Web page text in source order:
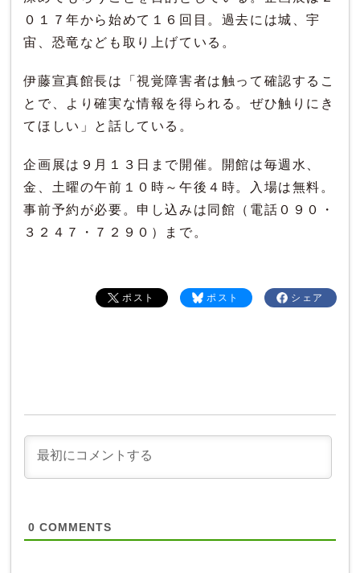
０１７年から始めて１６回目。過去には城、宇
宙、恐竜なども取り上げている。
伊藤宣真館長は「視覚障害者は触って確認するこ
とで、より確実な情報を得られる。ぜひ触りにき
てほしい」と話している。
企画展は９月１３日まで開催。開館は毎週水、
金、土曜の午前１０時～午後４時。入場は無料。
事前予約が必要。申し込みは同館（電話０９０・
３２４７・７２９０）まで。
シェア
ポスト
ポスト
0 COMMENTS